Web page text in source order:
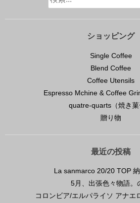
ショッピング
Single Coffee
Blend Coffee
Coffee Utensils
Espresso Mchine & Coffee
quatre-quarts（焼き菓
贈り物
最近の投稿
La sanmarco 20/20 TOP
5月、出張色々物語。
コロンビア/エルパライソ アナエ